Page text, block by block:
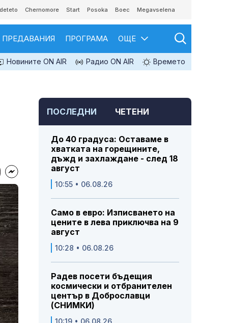
Chernomore Start Posoka Boec Megavselena
ПРЕДАВАНИЯ ПРОГРАМА ОЩЕ
Новините ON AIR Радио ON AIR Времето
ПОСЛЕДНИ ЧЕТЕНИ
До 40 градуса: Оставаме в
хватката на горещините,
дъжд и захлаждане - след 18
август
10:55 • 06.08.26
Само в евро: Изписването на
цените в лева приключва на 9
август
10:28 • 06.08.26
Радев посети бъдещия
космически и отбранителен
център в Доброславци
(СНИМКИ)